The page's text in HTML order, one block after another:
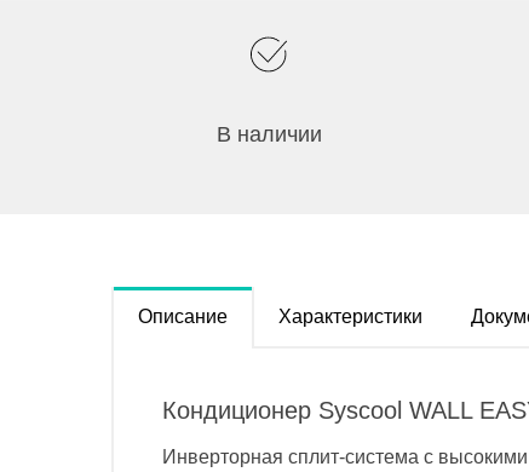
В наличии
Описание Характеристики
Кондиционер Syscool WALL
Инверторная сплит-система c